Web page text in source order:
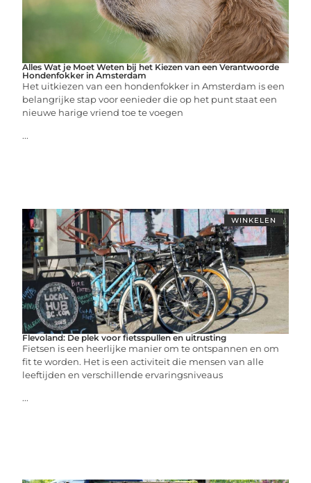
Alles Wat je Moet Weten bij het Kiezen van een Verantwoorde
Hondenfokker in Amsterdam
Het uitkiezen van een hondenfokker in Amsterdam is een
belangrijke stap voor eenieder die op het punt staat een
nieuwe harige vriend toe te voegen
...
WINKELEN
Flevoland: De plek voor fietsspullen en uitrusting
Fietsen is een heerlijke manier om te ontspannen en om
fit te worden. Het is een activiteit die mensen van alle
leeftijden en verschillende ervaringsniveaus
...